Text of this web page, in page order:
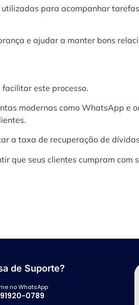
para acompanhar
e ajudar a manter bons
facilitar este processo.
modernas como WhatsApp e
a taxa de recuperação de
que seus clientes cumpram com
de Suporte?
no WhatsApp
91920-0789